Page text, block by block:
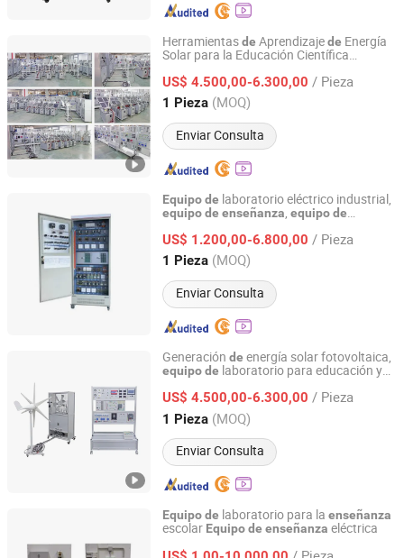
Herramientasde Aprendizajede Energía
Solar para la Educación Científica
US$ 4.500,00-6.300,00 / Pieza
1 Pieza (MOQ)
Enviar Consulta
Peigao Technology (Guangzhou) Co., Ltd.
Guangdong, China Desde 2025
Equipode laboratorio eléctrico industrial,
equipode enseñanza, equipode
US$ 1.200,00-6.800,00 / Pieza
1 Pieza (MOQ)
Enviar Consulta
Jinan Should Shine Didactic Equipment Co., Ltd.
Shandong, China Desde 2013
Generación de energía solar fotovoltaica,
equipode laboratorio para educación y
entrenadoresdelaboratorio,equipo
enseñanza
US$ 4.500,00-6.300,00 / Pieza
1 Pieza (MOQ)
Enviar Consulta
Peigao Technology (Guangzhou) Co., Ltd.
Guangdong, China Desde 2025
Equipode laboratorio para la enseñanza
escolar Equipode enseñanza eléctrica
Jinan Should Shine Didactic Equipment Co., Ltd.